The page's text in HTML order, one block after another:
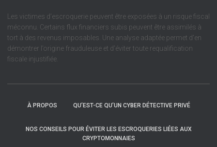
Les victimes d’escroquerie peuvent être exposées à un risque fiscal
méconnu. Certains flux financiers subis peuvent être assimilés à
tort à des revenus imposables. Une analyse adaptée permet d’en
démontrer l’origine frauduleuse et d’éviter toute requalification
fiscale injustifiée.
À PROPOS QU’EST-CE QU’UN CYBER DÉTECTIVE PRIVÉ
NOS CONSEILS POUR ÉVITER LES ESCROQUERIES LIÉES AUX
CRYPTOMONNAIES